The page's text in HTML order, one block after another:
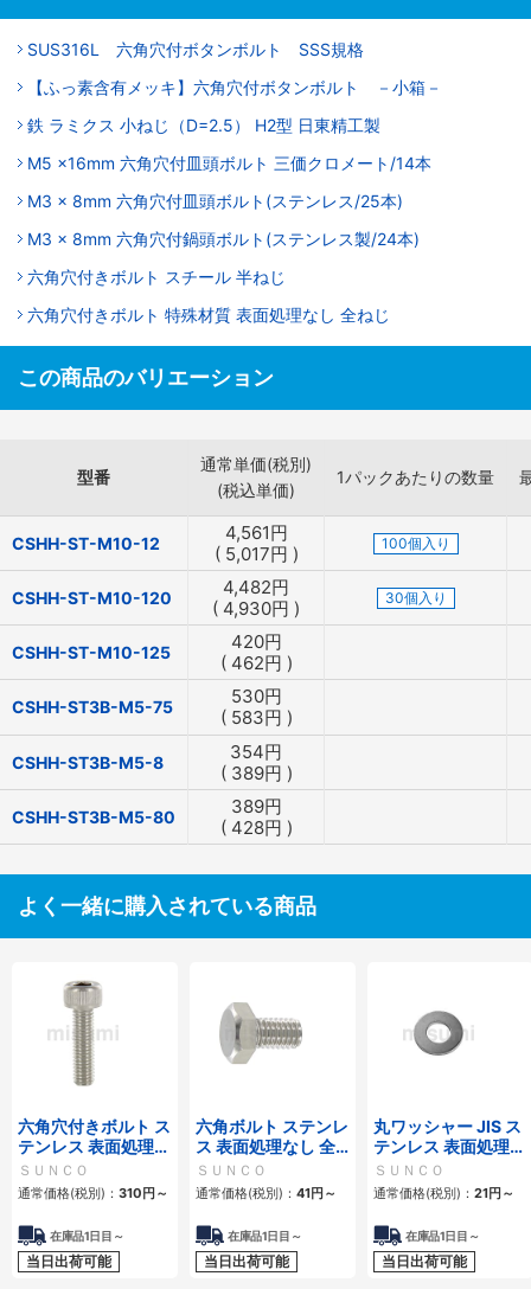
SUS316L 六角穴付ボタンボルト SSS規格
【ふっ素含有メッキ】六角穴付ボタンボルト －小箱－
鉄 ラミクス 小ねじ（D=2.5） H2型 日東精工製
M5 x16mm 六角穴付皿頭ボルト 三価クロメート/14本
M3 x 8mm 六角穴付皿頭ボルト(ステンレス/25本)
M3 x 8mm 六角穴付鍋頭ボルト(ステンレス製/24本)
六角穴付きボルト スチール 半ねじ
六角穴付きボルト 特殊材質 表面処理なし 全ねじ
この商品のバリエーション
型番
通常単価(税別)
(税込単価)
1パックあたりの数量
CSHH-ST-M10-12 4,561円
( 5,017円 ) 100個入り
CSHH-ST-M10-120 4,482円
( 4,930円 ) 30個入り
CSHH-ST-M10-125 420円
( 462円 )
CSHH-ST3B-M5-75 530円
( 583円 )
CSHH-ST3B-M5-8 354円
( 389円 )
CSHH-ST3B-M5-80 389円
( 428円 )
よく一緒に購入されている商品
六角穴付きボルト ス
テンレス 表面処理な
し 全ねじ
ＳＵＮＣＯ
通常価格(税別)： 310円～
在庫品1日目～
当日出荷可能
六角ボルト ステンレ
ス 表面処理なし 全
ねじ
ＳＵＮＣＯ
通常価格(税別)： 41円～
在庫品1日目～
当日出荷可能
丸ワッシャー JIS ス
テンレス 表面処理な
し
ＳＵＮＣＯ
通常価格(税別)： 21円～
在庫品1日目～
当日出荷可能